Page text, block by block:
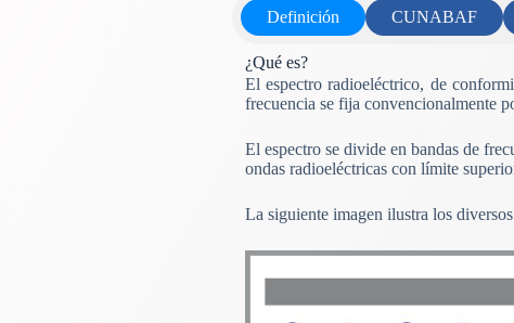
Definición CUNABAF
¿Qué es?
El espectro radioeléctrico, de
frecuencia se fija convencionalmente
El espectro se divide en bandas de
ondas radioeléctricas con límite
La siguiente imagen ilustra los